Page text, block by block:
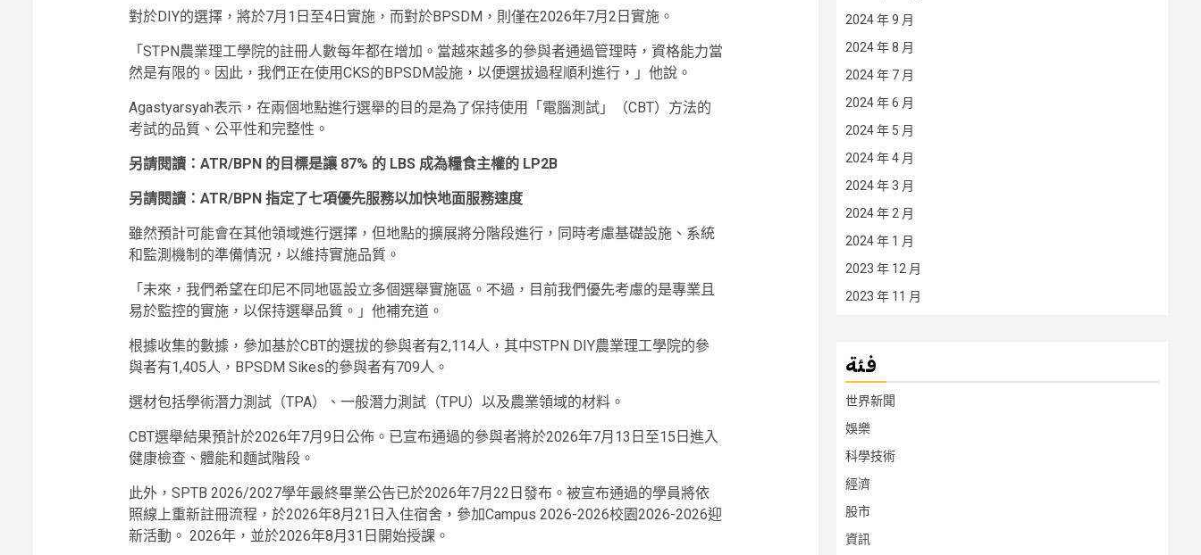
對於DIY的選擇，將於7月1日至4日實施，而對於BPSDM，則僅在2026年7月2日實施。
「STPN農業理工學院的註冊人數每年都在增加。當越來越多的參與者通過管理時，資格能力當
然是有限的。因此，我們正在使用CKS的BPSDM設施，以便選拔過程順利進行，」他說。
Agastyarsyah表示，在兩個地點進行選舉的目的是為了保持使用「電腦測試」（CBT）方法的
考試的品質、公平性和完整性。
另請閱讀：ATR/BPN 的目標是讓 87% 的 LBS 成為糧食主權的 LP2B
另請閱讀：ATR/BPN 指定了七項優先服務以加快地面服務速度
雖然預計可能會在其他領域進行選擇，但地點的擴展將分階段進行，同時考慮基礎設施、系統
和監測機制的準備情況，以維持實施品質。
「未來，我們希望在印尼不同地區設立多個選舉實施區。不過，目前我們優先考慮的是專業且
易於監控的實施，以保持選舉品質。」他補充道。
根據收集的數據，參加基於CBT的選拔的參與者有2,114人，其中STPN DIY農業理工學院的參
與者有1,405人，BPSDM Sikes的參與者有709人。
選材包括學術潛力測試（TPA）、一般潛力測試（TPU）以及農業領域的材料。
CBT選舉結果預計於2026年7月9日公佈。已宣布通過的參與者將於2026年7月13日至15日進入
健康檢查、體能和麵試階段。
此外，SPTB 2026/2027學年最終畢業公告已於2026年7月22日發布。被宣布通過的學員將依
照線上重新註冊流程，於2026年8月21日入住宿舍，參加Campus 2026-2026校園2026-2026迎
新活動。 2026年，並於2026年8月31日開始授課。
2024 年 9 月
2024 年 8 月
2024 年 7 月
2024 年 6 月
2024 年 5 月
2024 年 4 月
2024 年 3 月
2024 年 2 月
2024 年 1 月
2023 年 12 月
2023 年 11 月
فئة
世界新聞
娛樂
科學技術
經濟
股市
資訊